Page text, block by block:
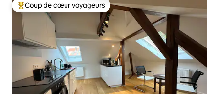
Coups de cœur voyageurs les plus appréciés
Coup de cœur voyageurs